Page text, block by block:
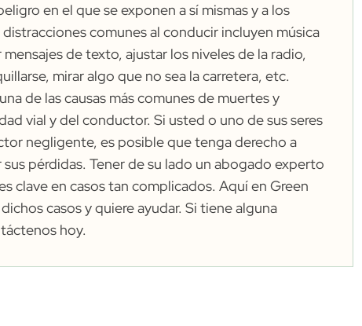
en el que se exponen a sí mismas y a los
distracciones comunes al conducir incluyen música
de texto, ajustar los niveles de la radio,
mirar algo que no sea la carretera, etc.
de las causas más comunes de muertes y
vial y del conductor. Si usted o uno de sus seres
negligente, es posible que tenga derecho a
pérdidas. Tener de su lado un abogado experto
clave en casos tan complicados. Aquí en Green
casos y quiere ayudar. Si tiene alguna
hoy.